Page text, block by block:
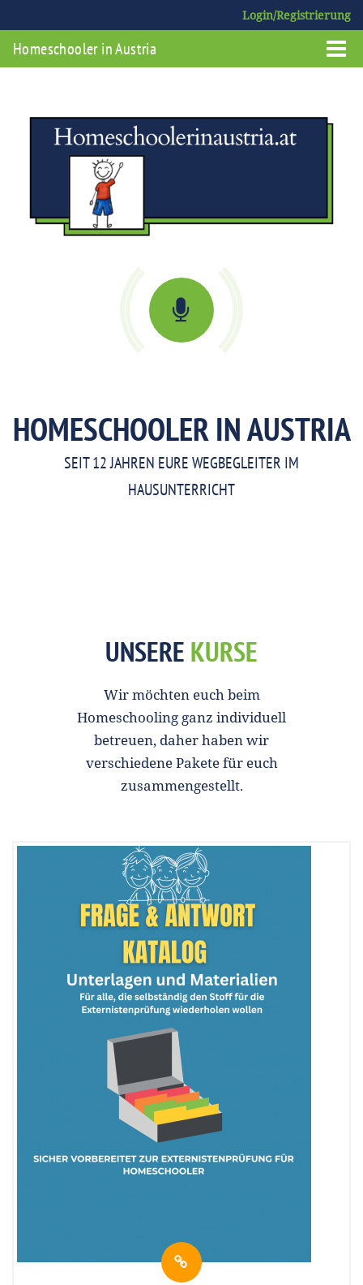
Login/Registrierung
Homeschooler in Austria
HOMESCHOOLER IN AUSTRIA
SEIT 12 JAHREN EURE WEGBEGLEITER IM
HAUSUNTERRICHT
UNSERE KURSE
Wir möchten euch beim
Homeschooling ganz individuell
betreuen, daher haben wir
verschiedene Pakete für euch
zusammengestellt.